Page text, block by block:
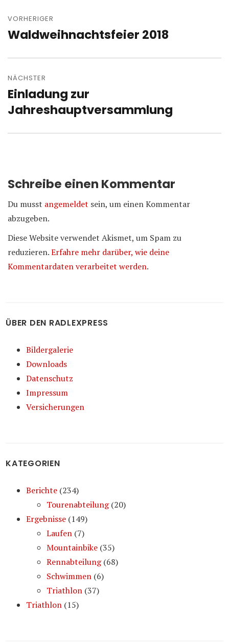
VORHERIGER
Vorheriger
Waldweihnachtsfeier 2018
NÄCHSTER
Nächster
Beitrag:
Einladung zur
Jahreshauptversammlung
Schreibe einen Kommentar
Du musst angemeldet sein, um einen Kommentar
abzugeben.
Diese Website verwendet Akismet, um Spam zu
reduzieren.Erfahre mehr darüber, wie deine
Kommentardaten verarbeitet werden.
ÜBER DEN RADLEXPRESS
Bildergalerie
Downloads
Datenschutz
Impressum
Versicherungen
KATEGORIEN
Berichte (234)
Tourenabteilung(20)
Ergebnisse (149)
Laufen (7)
Mountainbike (35)
Rennabteilung(68)
Schwimmen (6)
Triathlon (37)
Triathlon (15)